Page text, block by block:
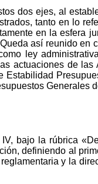
dos ejes, al
tanto en lo
en la esfera
así reunido
ley
actuaciones de
Estabilidad
Generales
bajo la rúbrica
definiendo al
y la